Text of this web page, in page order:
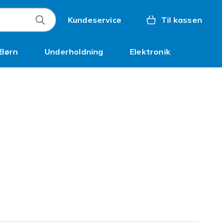
Kundeservice Til kassen
Børn Underholdning Elektronik